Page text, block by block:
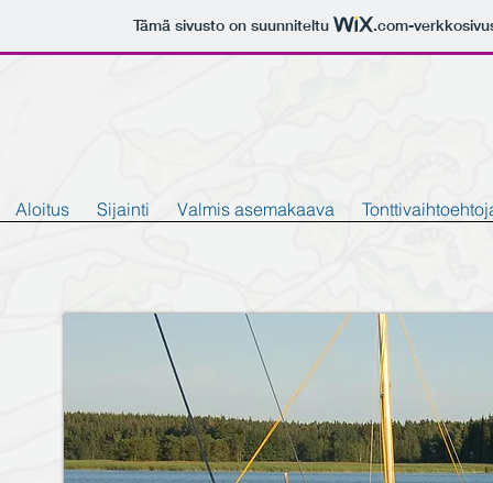
Tämä sivusto on suunniteltu .com-
Aloitus Sijainti Valmis asemakaava